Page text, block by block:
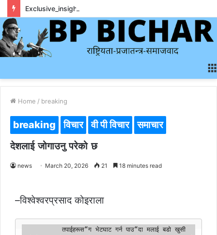
Home / breaking
breaking विचार वी पी विचार समाचार
देशलाई जोगाउनु परेको छ
news March 20, 2026 21 18 minutes read
–विश्वेश्वरप्रसाद कोइराला
          तपाईहरूस“ग भेटघाट गर्न पाउ“दा मलाई बडो खुसी